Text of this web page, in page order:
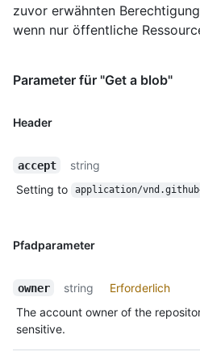
zuvor erwähnten
wenn nur öffentliche
Parameter für "Get a blob"
Header
accept
string
Setting to
application/
Pfadparameter
owner string
Erforderlich
The account owner of the
sensitive.